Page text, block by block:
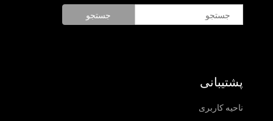
پشتیبانی
ناحیه کاربری